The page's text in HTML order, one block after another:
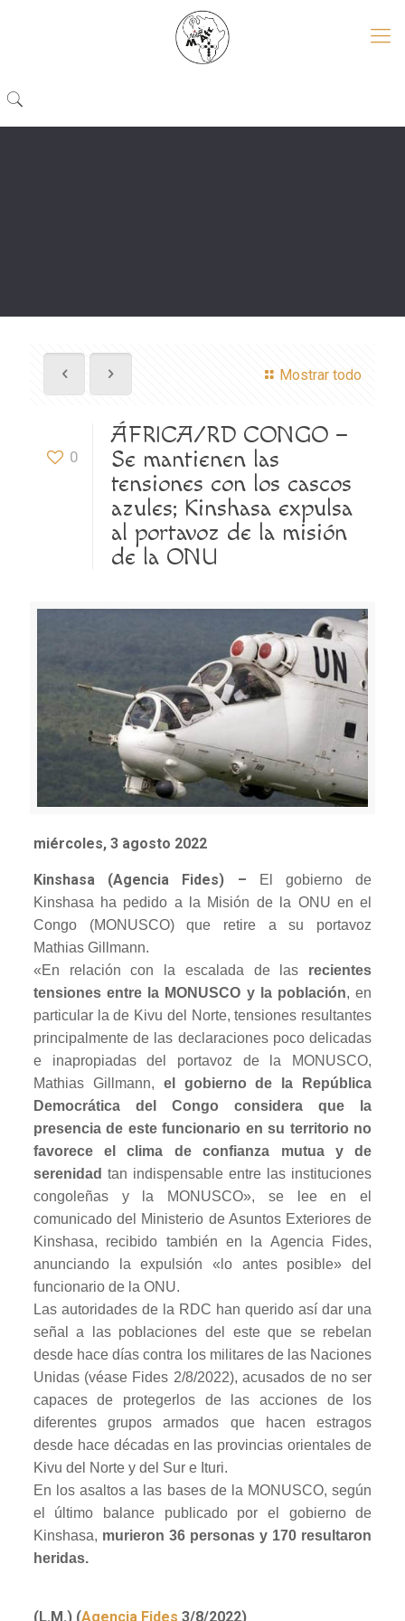
Mostrar todo
0
ÁFRICA/RD CONGO –
Se mantienen las
tensiones con los cascos
azules; Kinshasa expulsa
al portavoz de la misión
de la ONU
miércoles, 3 agosto 2022
Kinshasa (Agencia Fides) –
El gobierno de
Kinshasa ha pedido a la Misión de la ONU en el
Congo (MONUSCO) que retire a su portavoz
Mathias Gillmann.
«En relación con la escalada de las recientes
tensiones entre la MONUSCO y la población, en
particular la de Kivu del Norte, tensiones resultantes
principalmente de las declaraciones poco delicadas
e inapropiadas del portavoz de la MONUSCO,
Mathias Gillmann, el gobierno de la República
Democrática del Congo considera que la
presencia de este funcionario en su territorio no
favorece el clima de confianza mutua y de
serenidad tan indispensable entre las instituciones
congoleñas y la MONUSCO», se lee en el
comunicado del Ministerio de Asuntos Exteriores de
Kinshasa, recibido también en la Agencia Fides,
anunciando la expulsión «lo antes posible» del
funcionario de la ONU.
Las autoridades de la RDC han querido así dar una
señal a las poblaciones del este que se rebelan
desde hace días contra los militares de las Naciones
Unidas (véase Fides 2/8/2022), acusados de no ser
capaces de protegerlos de las acciones de los
diferentes grupos armados que hacen estragos
desde hace décadas en las provincias orientales de
Kivu del Norte y del Sur e Ituri.
En los asaltos a las bases de la MONUSCO, según
el último balance publicado por el gobierno de
Kinshasa, murieron 36 personas y 170 resultaron
heridas.
(L.M.) (Agencia Fides 3/8/2022)